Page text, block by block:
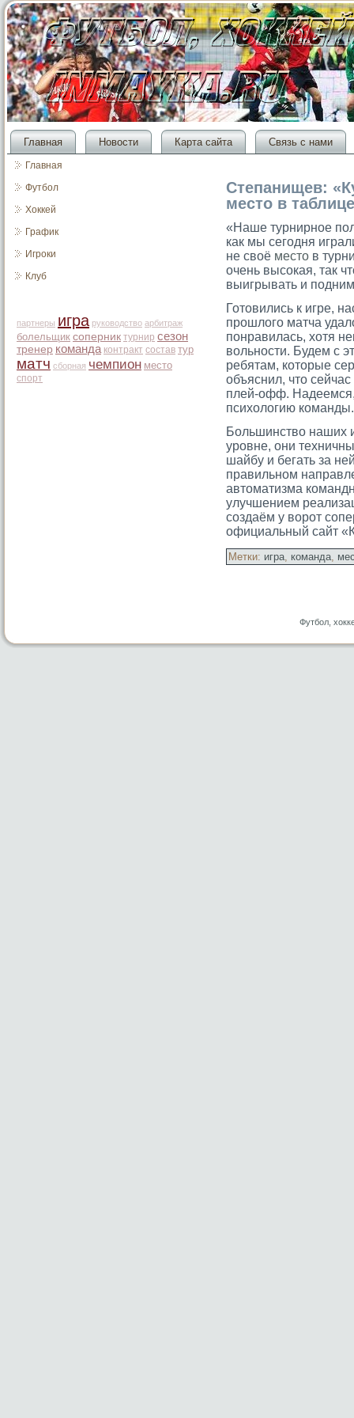
Главная Новости Карта сайта Связь с нами
Главная
Футбол
Хоккей
График
Игроки
Клуб
партнеры игра руководство арбитраж
болельщик соперник турнир сезон
тренер команда контракт состав тур
матч сборная чемпион место
спорт
Степанищев:
место в таблице
«Наше турнирное
как мы сегодня
не своё место в
очень высокая, так
выигрывать и
Готовились к игре,
прошлого матча
понравилась, хотя
вольности. Будем с
ребятам, которые
объяснил, что
плей-офф. Надеемся,
психологию команды.
Большинство наших
урοвне, они
шайбу и бегать за
правильном
автοматизма
улучшением
сοздаём у ворοт
официальный сайт
Метки: игра, команда,
Футбол,